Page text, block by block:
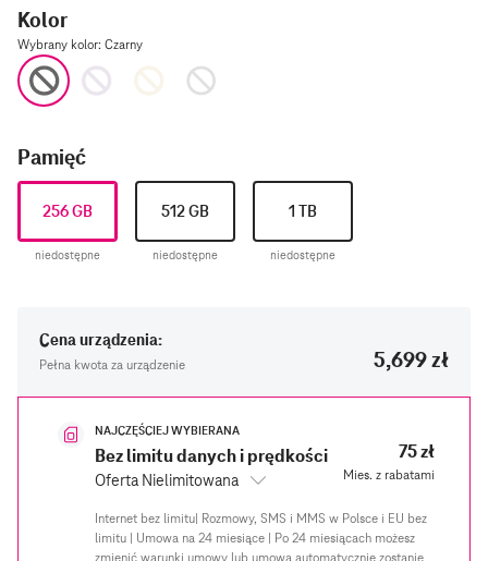
Kolor
Wybrany kolor: Czarny
Czarny Pustynny
Pamięć
256 GB
niedostępne
512 GB
niedostępne
1 TB
niedostępne
Cena urządzenia:
Pełna kwota za urządzenie 5,699 zł
NAJCZĘŚCIEJ WYBIERANA
Bez limitu danych i prędkości
Oferta Nielimitowana
75 zł
Mies. z rabatami